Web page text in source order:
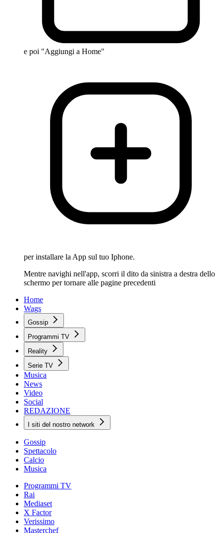
e poi "Aggiungi a Home"
per installare la App sul tuo Iphone.
Mentre navighi nell'app, scorri il dito da sinistra a destra dello
schermo per tornare alle pagine precedenti
Home
Wags
Gossip
Programmi TV
Reality
Serie TV
Musica
News
Video
Social
REDAZIONE
I siti del nostro network
Gossip
Spettacolo
Calcio
Musica
Programmi TV
Rai
Mediaset
X Factor
Verissimo
Masterchef